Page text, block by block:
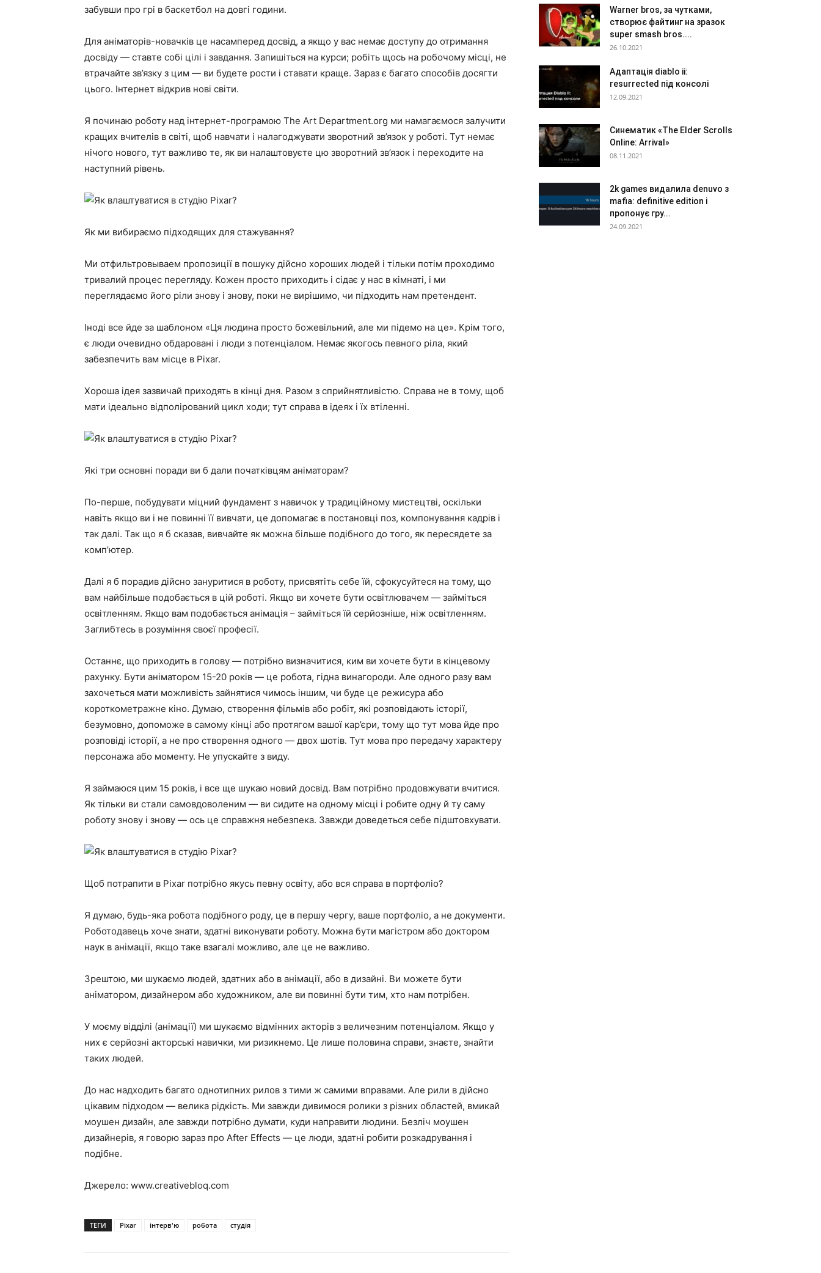
забувши про грі в баскетбол на довгі години.
Для аніматорів-новачків це насамперед досвід, а якщо у вас немає доступу до отримання
досвіду — ставте собі цілі і завдання. Запишіться на курси; робіть щось на робочому місці, не
втрачайте зв’язку з цим — ви будете рости і ставати краще. Зараз є багато способів досягти
цього. Інтернет відкрив нові світи.
Я починаю роботу над інтернет-програмою The Art Department.org ми намагаємося залучити
кращих вчителів в світі, щоб навчати і налагоджувати зворотний зв’язок у роботі. Тут немає
нічого нового, тут важливо те, як ви налаштовуєте цю зворотний зв’язок і переходите на
наступний рівень.
Як ми вибираємо підходящих для стажування?
Ми отфильтровываем пропозиції в пошуку дійсно хороших людей і тільки потім проходимо
тривалий процес перегляду. Кожен просто приходить і сідає у нас в кімнаті, і ми
переглядаємо його ріли знову і знову, поки не вирішимо, чи підходить нам претендент.
Іноді все йде за шаблоном «Ця людина просто божевільний, але ми підемо на це». Крім того,
є люди очевидно обдаровані і люди з потенціалом. Немає якогось певного ріла, який
забезпечить вам місце в Pixar.
Хороша ідея зазвичай приходять в кінці дня. Разом з сприйнятливістю. Справа не в тому, щоб
мати ідеально відполірований цикл ходи; тут справа в ідеях і їх втіленні.
Які три основні поради ви б дали початківцям аніматорам?
По-перше, побудувати міцний фундамент з навичок у традиційному мистецтві, оскільки
навіть якщо ви і не повинні її вивчати, це допомагає в постановці поз, компонування кадрів і
так далі. Так що я б сказав, вивчайте як можна більше подібного до того, як пересядете за
комп’ютер.
Далі я б порадив дійсно зануритися в роботу, присвятіть себе їй, сфокусуйтеся на тому, що
вам найбільше подобається в цій роботі. Якщо ви хочете бути освітлювачем — займіться
освітленням. Якщо вам подобається анімація – займіться їй серйозніше, ніж освітленням.
Заглибтесь в розуміння своєї професії.
Останнє, що приходить в голову — потрібно визначитися, ким ви хочете бути в кінцевому
рахунку. Бути аніматором 15-20 років — це робота, гідна винагороди. Але одного разу вам
захочеться мати можливість зайнятися чимось іншим, чи буде це режисура або
короткометражне кіно. Думаю, створення фільмів або робіт, які розповідають історії,
безумовно, допоможе в самому кінці або протягом вашої кар’єри, тому що тут мова йде про
розповіді історії, а не про створення одного — двох шотів. Тут мова про передачу характеру
персонажа або моменту. Не упускайте з виду.
Я займаюся цим 15 років, і все ще шукаю новий досвід. Вам потрібно продовжувати вчитися.
Як тільки ви стали самовдоволеним — ви сидите на одному місці і робите одну й ту саму
роботу знову і знову — ось це справжня небезпека. Завжди доведеться себе підштовхувати.
Щоб потрапити в Pixar потрібно якусь певну освіту, або вся справа в портфоліо?
Я думаю, будь-яка робота подібного роду, це в першу чергу, ваше портфоліо, а не документи.
Роботодавець хоче знати, здатні виконувати роботу. Можна бути магістром або доктором
наук в анімації, якщо таке взагалі можливо, але це не важливо.
Зрештою, ми шукаємо людей, здатних або в анімації, або в дизайні. Ви можете бути
аніматором, дизайнером або художником, але ви повинні бути тим, хто нам потрібен.
У моєму відділі (анімації) ми шукаємо відмінних акторів з величезним потенціалом. Якщо у
них є серйозні акторські навички, ми ризикнемо. Це лише половина справи, знаєте, знайти
таких людей.
До нас надходить багато однотипних рилов з тими ж самими вправами. Але рили в дійсно
цікавим підходом — велика рідкість. Ми завжди дивимося ролики з різних областей, вмикай
моушен дизайн, але завжди потрібно думати, куди направити людини. Безліч моушен
дизайнерів, я говорю зараз про After Effects — це люди, здатні робити розкадрування і
подібне.
Джерело: www.creativebloq.com
ТЕГИ Pixar інтерв'ю робота студія
Warner bros, за чутками,
створює файтинг на зразок
super smash bros....
26.10.2021
Адаптація diablo ii:
resurrected під консолі
12.09.2021
Синематик «The Elder Scrolls
Online: Arrival»
08.11.2021
2k games видалила denuvo з
mafia: definitive edition і
пропонує гру...
24.09.2021